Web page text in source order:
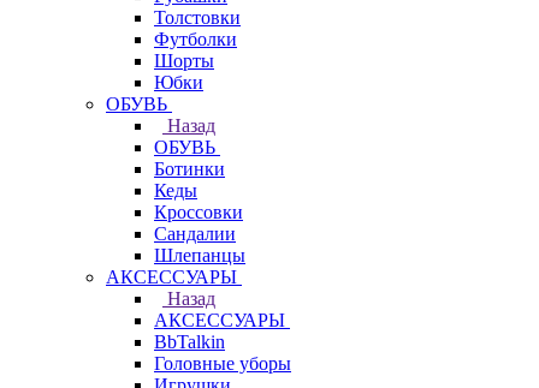
Толстовки
Футболки
Шорты
Юбки
ОБУВЬ
Назад
ОБУВЬ
Ботинки
Кеды
Кроссовки
Сандалии
Шлепанцы
АКСЕССУАРЫ
Назад
АКСЕССУАРЫ
BbTalkin
Головные уборы